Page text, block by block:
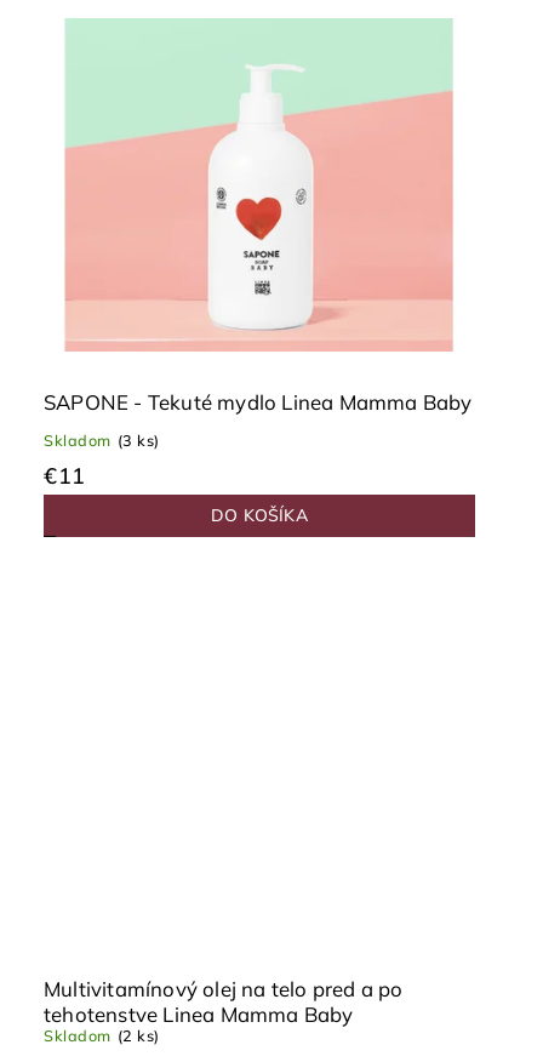
SAPONE - Tekuté mydlo Linea Mamma Baby
Skladom (3 ks)
€11
DO KOŠÍKA
Multivitamínový olej na telo pred a po
tehotenstve Linea Mamma Baby
Skladom (2 ks)